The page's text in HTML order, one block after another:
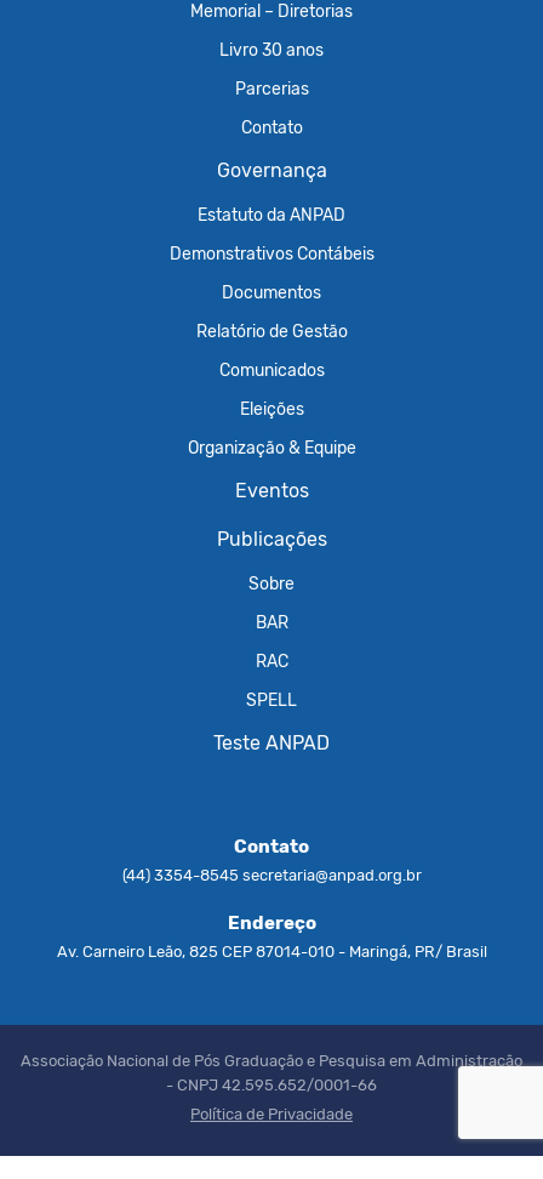
Memorial – Diretorias
Livro 30 anos
Parcerias
Contato
Governança
Estatuto da ANPAD
Demonstrativos Contábeis
Documentos
Relatório de Gestão
Comunicados
Eleições
Organização & Equipe
Eventos
Publicações
Sobre
BAR
RAC
SPELL
Teste ANPAD
Contato
(44) 3354-8545 secretaria@anpad.org.br
Endereço
Av. Carneiro Leão, 825 CEP 87014-010 - Maringá, PR/ Brasil
Associação Nacional de Pós Graduação e Pesquisa em Administração
- CNPJ 42.595.652/0001-66
Política de Privacidade